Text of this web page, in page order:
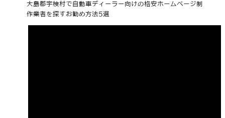
大島郡宇検村で自動車ディーラー向けの格安ホームページ制
作業者を探すお勧め方法5選